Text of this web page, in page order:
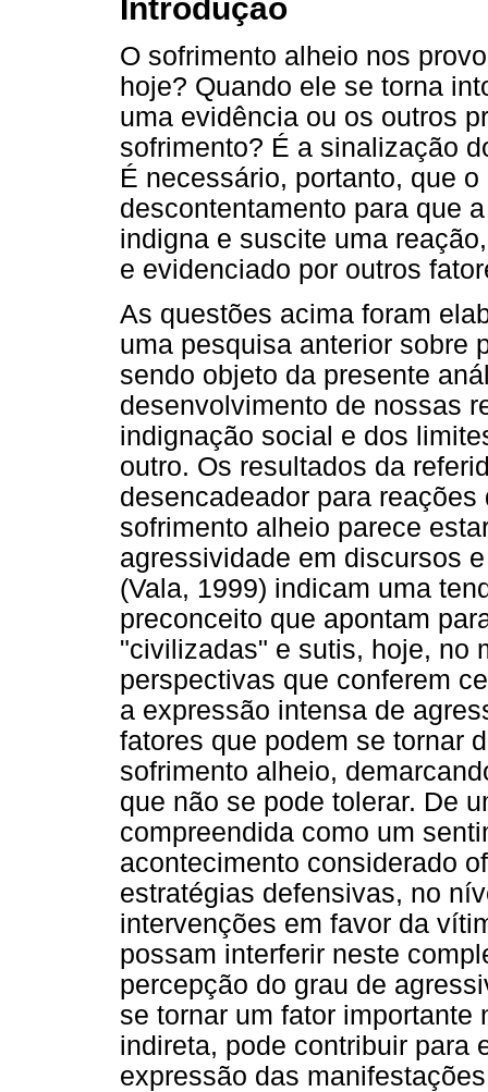
Introdução
O sofrimento alheio nos
hoje? Quando ele se torna
uma evidência ou os outros
sofrimento? É a sinalização
É necessário, portanto, que
descontentamento para que
indigna e suscite uma
e evidenciado por outros
As questões acima foram
uma pesquisa anterior sobre
sendo objeto da presente
desenvolvimento de nossas
indignação social e dos
outro. Os resultados da
desencadeador para
sofrimento alheio parece
agressividade em discursos
(Vala, 1999) indicam uma
preconceito que apontam
"civilizadas" e sutis, hoje, no
perspectivas que conferem
a expressão intensa de
fatores que podem se tornar
sofrimento alheio,
que não se pode tolerar. De
compreendida como um
acontecimento considerado
estratégias defensivas, no
intervenções em favor da
possam interferir neste
percepção do grau de
se tornar um fator
indireta, pode contribuir para
expressão das